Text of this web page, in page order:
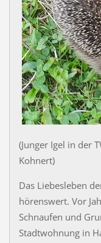
(Junger Igel in der
Kohnert)
Das Liebesleben
hörenswert. Vor
Schnaufen und
Stadtwohnung in